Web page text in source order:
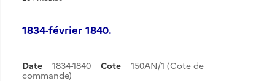
1834-février 1840.
Date 1834-1840 Cote
150AN/1 (Cote de
commande)